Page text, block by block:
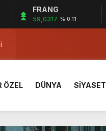
FRANG
59,0317 % 0.11
kazandı
ÖZEL DÜNYA SİYASET